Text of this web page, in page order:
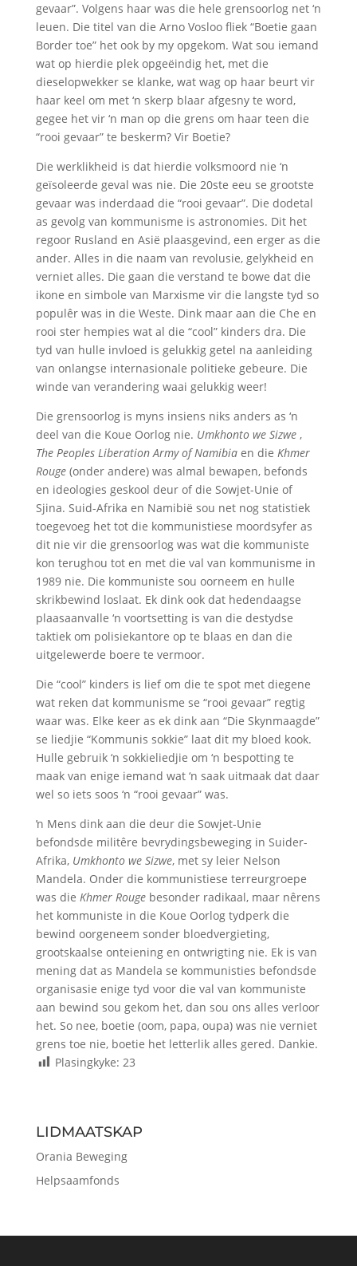
gevaar”. Volgens haar was die hele grensoorlog net ‘n
leuen. Die titel van die Arno Vosloo fliek “Boetie gaan
Border toe” het ook by my opgekom. Wat sou iemand
wat op hierdie plek opgeëindig het, met die
dieselopwekker se klanke, wat wag op haar beurt vir
haar keel om met ‘n skerp blaar afgesny te word,
gegee het vir ‘n man op die grens om haar teen die
“rooi gevaar” te beskerm? Vir Boetie?
Die werklikheid is dat hierdie volksmoord nie ‘n
geïsoleerde geval was nie. Die 20ste eeu se grootste
gevaar was inderdaad die “rooi gevaar”. Die dodetal
as gevolg van kommunisme is astronomies. Dit het
regoor Rusland en Asië plaasgevind, een erger as die
ander. Alles in die naam van revolusie, gelykheid en
verniet alles. Die gaan die verstand te bowe dat die
ikone en simbole van Marxisme vir die langste tyd so
populêr was in die Weste. Dink maar aan die Che en
rooi ster hempies wat al die “cool” kinders dra. Die
tyd van hulle invloed is gelukkig getel na aanleiding
van onlangse internasionale politieke gebeure. Die
winde van verandering waai gelukkig weer!
Die grensoorlog is myns insiens niks anders as ‘n
deel van die Koue Oorlog nie. Umkhonto we Sizwe,
The Peoples Liberation Army of Namibiaen die Khmer
Rouge(onder andere) was almal bewapen, befonds
en ideologies geskool deur of die Sowjet-Unie of
Sjina. Suid-Afrika en Namibië sou net nog statistiek
toegevoeg het tot die kommunistiese moordsyfer as
dit nie vir die grensoorlog was wat die kommuniste
kon terughou tot en met die val van kommunisme in
1989 nie. Die kommuniste sou oorneem en hulle
skrikbewind loslaat. Ek dink ook dat hedendaagse
plaasaanvalle ‘n voortsetting is van die destydse
taktiek om polisiekantore op te blaas en dan die
uitgelewerde boere te vermoor.
Die “cool” kinders is lief om die te spot met diegene
wat reken dat kommunisme se “rooi gevaar” regtig
waar was. Elke keer as ek dink aan “Die Skynmaagde”
se liedjie “Kommunis sokkie” laat dit my bloed kook.
Hulle gebruik ‘n sokkieliedjie om ‘n bespotting te
maak van enige iemand wat ‘n saak uitmaak dat daar
wel so iets soos ‘n “rooi gevaar” was.
ŉ Mens dink aan die deur die Sowjet-Unie
befondsde militêre bevrydingsbeweging in Suider-
Afrika, Umkhonto we Sizwe, met sy leier Nelson
Mandela. Onder die kommunistiese terreurgroepe
was die Khmer Rougebesonder radikaal, maar nêrens
het kommuniste in die Koue Oorlog tydperk die
bewind oorgeneem sonder bloedvergieting,
grootskaalse onteiening en ontwrigting nie. Ek is van
mening dat as Mandela se kommunisties befondsde
organisasie enige tyd voor die val van kommuniste
aan bewind sou gekom het, dan sou ons alles verloor
het. So nee, boetie (oom, papa, oupa) was nie verniet
grens toe nie, boetie het letterlik alles gered. Dankie.
Plasingkyke: 23
LIDMAATSKAP
Orania Beweging
Helpsaamfonds